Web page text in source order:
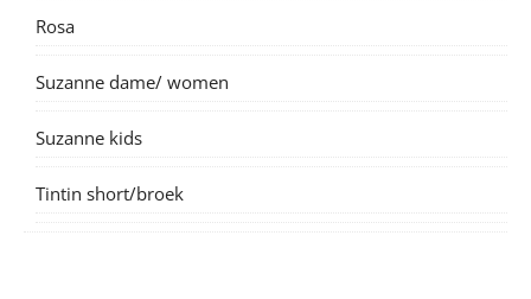
Rosa
Suzanne dame/ women
Suzanne kids
Tintin short/broek